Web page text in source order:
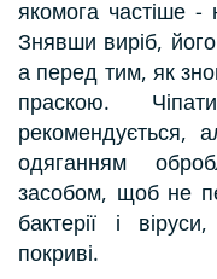
якомога частіше
Знявши виріб,
а перед тим, як
праскою.
одяганням
засобом, щоб не
бактерії і
покриві.